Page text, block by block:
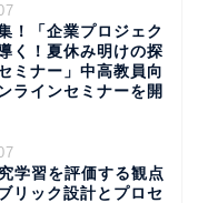
！「企業プロジェク
く！夏休み明けの探
ミナー」中高教員向
ラインセミナーを開
学習を評価する観点
リック設計とプロセ